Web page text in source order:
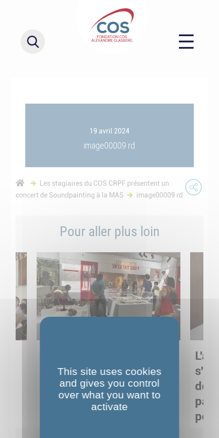
19 avril 2024
image00009 rd
Les stagiaires du COS CRPF présentent un
concert de Soundpainting à la MAS
image00009 rd
Pour aller plus loin
Musée de Préhistoire de
Nemours : apprendre
autrement grâce à la
de
This site uses cookies
and gives you control
over what you want to
activate